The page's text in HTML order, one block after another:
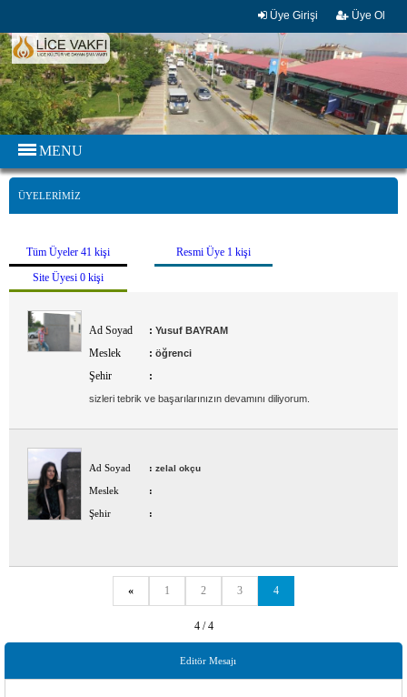
Üye Girişi Üye Ol
MENU
ÜYELERİMİZ
Tüm Üyeler 41 kişi
Resmi Üye 1 kişi
Site Üyesi 0 kişi
Ad Soyad : Yusuf BAYRAM
Meslek : öğrenci
Şehir :
sizleri tebrik ve başarılarınızın devamını diliyorum.
Ad Soyad : zelal okçu
Meslek :
Şehir :
« 1 2 3 4
4 / 4
Editör Mesajı